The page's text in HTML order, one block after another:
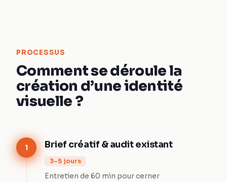
PROCESSUS
Comment se déroule la
création d’une identité
visuelle ?
1 Brief créatif & audit existant
3–5 jours
Entretien de 60 min pour cerner